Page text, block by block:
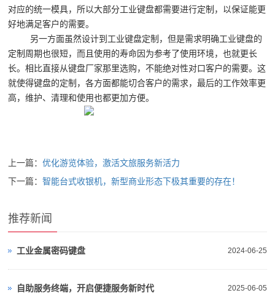
对应的统一模具，所以大部分工业键盘都需要进行定制，以保证能更
好地满足客户的需要。
另一方面虽然设计到工业键盘定制，但是需求明确工业键盘的
定制周期也很短，而且使用的寿命因为参考了使用环境，也就更长
长。相比直接从键盘厂家那里选购，不能绝对性对口客户的需要。这
就使得键盘的定制，各方面都能切合客户的需求，最后的工作效率更
高，维护、清理和使用也都更加方便。
上一篇：优化游览体验，激活文旅服务新活力
下一篇：智能台式收银机，新型商业形态下极其重要的存在！
推荐新闻
2024-06-25
工业金属密码键盘
2025-06-05
自助服务终端，开启便捷服务新时代​